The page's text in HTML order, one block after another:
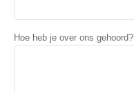
Hoe heb je over ons gehoord?